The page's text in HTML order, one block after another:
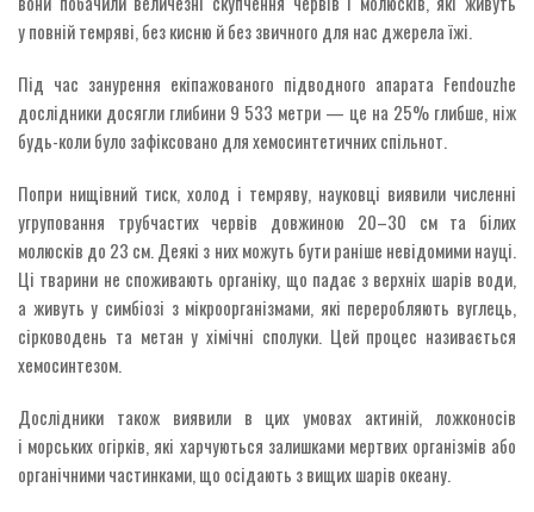
у повній темряві, без кисню й без звичного для нас джерела їжі.
Під час занурення екіпажованого підводного апарата Fendouzhe
дослідники досягли глибини 9 533 метри — це на 25% глибше, ніж
будь-коли було зафіксовано для хемосинтетичних спільнот.
Попри нищівний тиск, холод і темряву, науковці виявили численні
угруповання трубчастих червів довжиною 20–30 см та білих
молюсків до 23 см. Деякі з них можуть бути раніше невідомими науці.
Ці тварини не споживають органіку, що падає з верхніх шарів води,
а живуть у симбіозі з мікроорганізмами, які переробляють вуглець,
сірководень та метан у хімічні сполуки. Цей процес називається
хемосинтезом.
Дослідники також виявили в цих умовах актиній, ложконосів
і морських огірків, які харчуються залишками мертвих організмів або
органічними частинками, що осідають з вищих шарів океану.